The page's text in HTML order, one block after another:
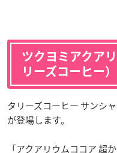
ツクヨミアクア
リーズコーヒー）
タリーズコーヒー サンシ
が登場します。
「アクアリウムココア 超